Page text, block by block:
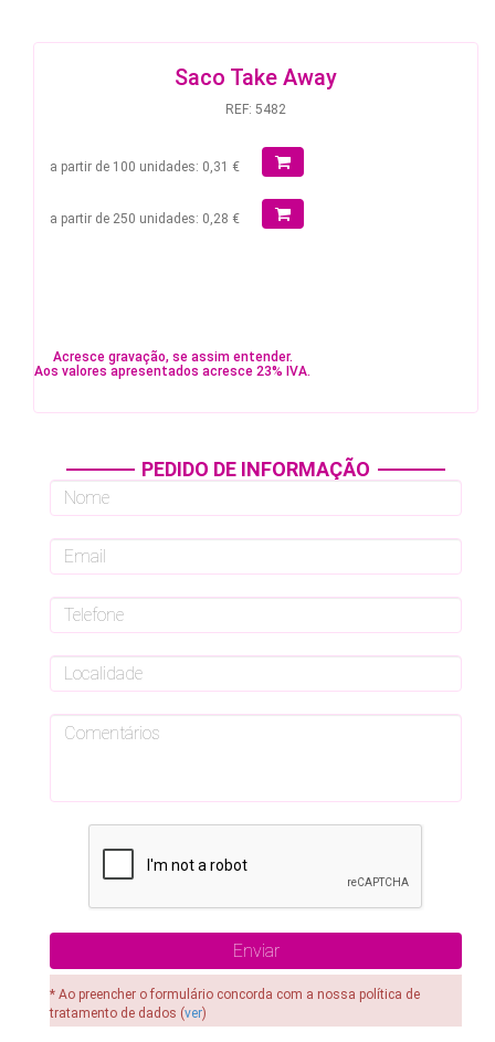
Saco Take Away
REF: 5482
a partir de 100 unidades: 0,31 €
a partir de 250 unidades: 0,28 €
Acresce gravação, se assim entender.
Aos valores apresentados acresce 23% IVA.
PEDIDO DE INFORMAÇÃO
* Ao preencher o formulário concorda com a nossa política de
tratamento de dados (ver)